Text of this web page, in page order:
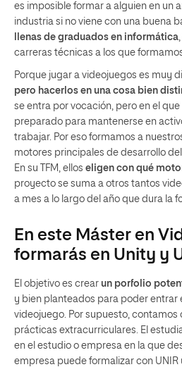
es imposible formar a alguien en un
industria si no viene con una buena
llenas de graduados en informática
carreras técnicas a los que
Porque jugar a videojuegos es muy
pero hacerlos en una cosa bien
se entra por vocación, pero en el
preparado para mantenerse en
trabajar. Por eso formamos a
motores principales de desarrollo
En su TFM, ellos eligen con qué
proyecto se suma a otros tantos
a mes a lo largo del año que dura la
En este Máster en
formarás en Unity y
El objetivo es crear un porfolio
y bien planteados para poder entrar
videojuego. Por supuesto, contamos
prácticas extracurriculares. El
en el estudio o empresa en la que
empresa puede formalizar con